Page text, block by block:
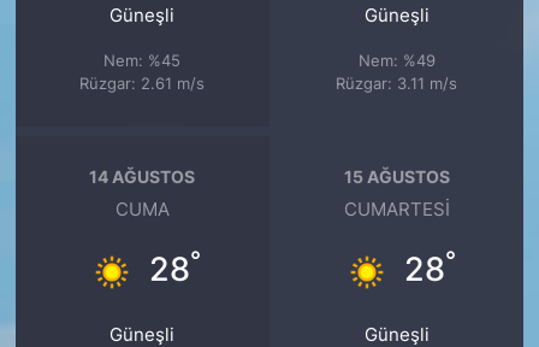
Güneşli
Nem: %45
Rüzgar: 2.61 m/s
Güneşli
Nem: %49
Rüzgar: 3.11 m/s
14 AĞUSTOS
CUMA
28°
Güneşli
15 AĞUSTOS
CUMARTESI
28°
Güneşli